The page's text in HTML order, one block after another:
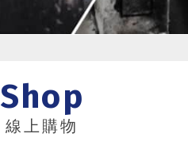
Shop
線上購物